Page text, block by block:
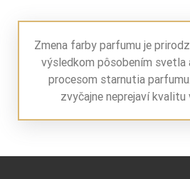
Zmena farby parfumu je
výsledkom pôsobením svetla
procesom starnutia
zvyčajne neprejaví kvalitu